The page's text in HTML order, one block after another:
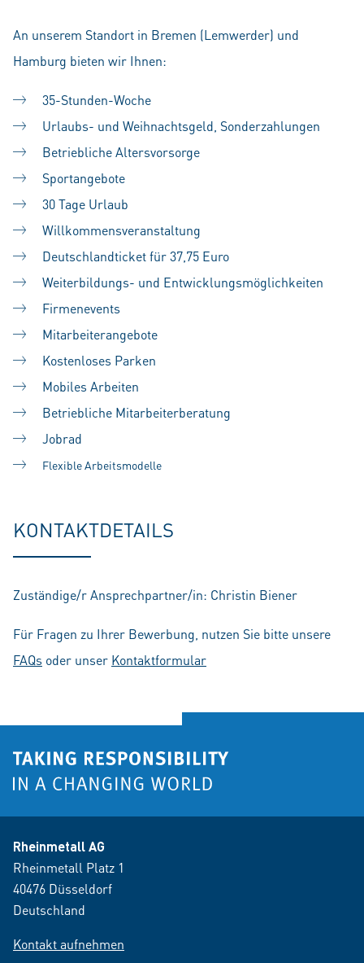
An unserem Standort in Bremen (Lemwerder) und
Hamburg bieten wir Ihnen:
35-Stunden-Woche
Urlaubs- und Weihnachtsgeld, Sonderzahlungen
Betriebliche Altersvorsorge
Sportangebote
30 Tage Urlaub
Willkommensveranstaltung
Deutschlandticket für 37,75 Euro
Weiterbildungs- und Entwicklungsmöglichkeiten
Firmenevents
Mitarbeiterangebote
Kostenloses Parken
Mobiles Arbeiten
Betriebliche Mitarbeiterberatung
Jobrad
Flexible Arbeitsmodelle
KONTAKTDETAILS
Zuständige/r Ansprechpartner/in: Christin Biener
Für Fragen zu Ihrer Bewerbung, nutzen Sie bitte unsere
FAQs oder unser Kontaktformular
Rheinmetall AG
Rheinmetall Platz 1
40476 Düsseldorf
Deutschland
Kontakt aufnehmen